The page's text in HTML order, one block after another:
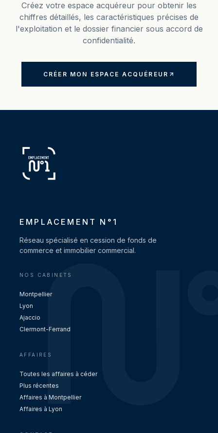
Créez votre espace acquéreur pour obtenir les
chiffres détaillés, les caractéristiques précises de
l'exploitation et le dossier financier sous accord de
confidentialité.
CRÉER MON ESPACE ACQUÉREUR
EMPLACEMENT N°1
Réseau spécialisé en cession de fonds de
commerce et immobilier commercial.
NOS CABINETS
Montpellier
Lyon
Ajaccio
Clermont-Ferrand
AFFAIRES
Toutes les affaires à céder
Plus récentes
Affaires à Montpellier
Affaires à Lyon